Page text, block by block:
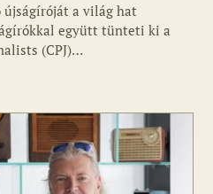
újságíróját a világ hat
együtt tünteti ki a
(CPJ)…